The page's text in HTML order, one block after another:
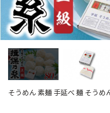
そうめん 素麺 手延べ 麺 そうめ